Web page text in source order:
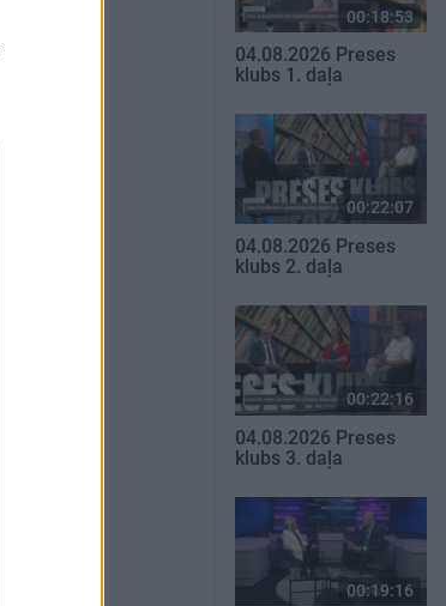
00:18:53
04.08.2026 Preses
klubs 1. daļa
00:22:07
04.08.2026 Preses
klubs 2. daļa
00:22:16
04.08.2026 Preses
klubs 3. daļa
00:19:16